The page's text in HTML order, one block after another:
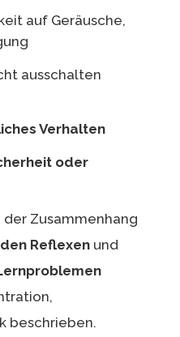
auf Geräusche,
ausschalten
Verhalten
oder
Zusammenhang
Reflexenund
beschrieben.